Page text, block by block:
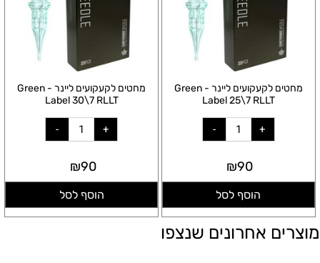
מחטים לקעקועים ליינר - Green
Label 25\7 RLLT
₪90
הוסף לסל
מחטים לקעקועים ליינר - Green
Label 30\7 RLLT
₪90
הוסף לסל
מוצרים אחרונים שנצפו